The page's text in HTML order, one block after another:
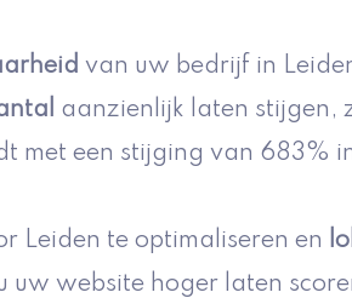
van uw bedrijf in
aanzienlijk laten stijgen,
met een stijging van 683%
Leiden te optimaliseren en
uw website hoger laten